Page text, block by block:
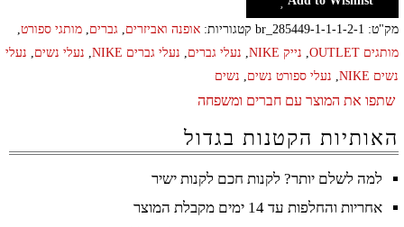
מק"ט: br_285449-1-1-1-2-1 קטגוריות: אופנה ואביזרים, גברים, מותגי ספורט,
מותגים OUTLET
, נייק NIKE , נעלי גברים, נעלי גברים NIKE , נעלי נשים, נעלי
נשים NIKE
, נעלי ספורט נשים, נשים
שתפו את המוצר עם חברים ומשפחה
האותיות הקטנות בגדול
למה לשלם יותר? לקנות חכם לקנות ישיר
אחריות והחלפות עד 14 ימים מקבלת המוצר